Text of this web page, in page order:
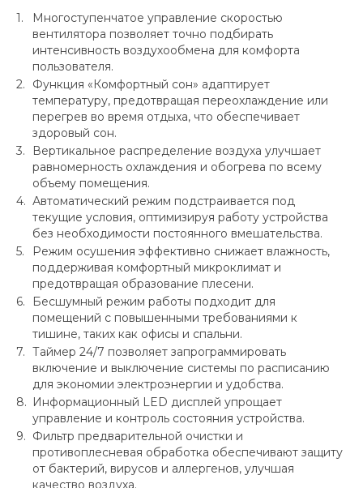
Многоступенчатое управление скоростью
вентилятора позволяет точно подбирать
интенсивность воздухообмена для комфорта
пользователя.
Функция «Комфортный сон» адаптирует
температуру, предотвращая переохлаждение или
перегрев во время отдыха, что обеспечивает
здоровый сон.
Вертикальное распределение воздуха улучшает
равномерность охлаждения и обогрева по всему
объему помещения.
Автоматический режим подстраивается под
текущие условия, оптимизируя работу устройства
без необходимости постоянного вмешательства.
Режим осушения эффективно снижает влажность,
поддерживая комфортный микроклимат и
предотвращая образование плесени.
Бесшумный режим работы подходит для
помещений с повышенными требованиями к
тишине, таких как офисы и спальни.
Таймер 24/7 позволяет запрограммировать
включение и выключение системы по расписанию
для экономии электроэнергии и удобства.
Информационный LED дисплей упрощает
управление и контроль состояния устройства.
Фильтр предварительной очистки и
противоплесневая обработка обеспечивают защиту
от бактерий, вирусов и аллергенов, улучшая
качество воздуха.